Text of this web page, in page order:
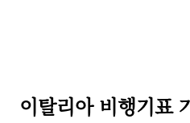
이탈리아비행기표